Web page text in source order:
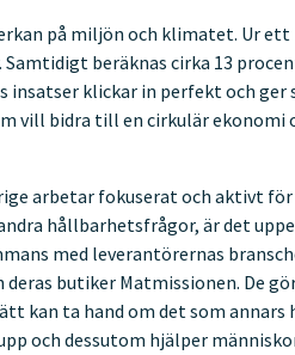
på miljön och klimatet. Ur
Samtidigt beräknas cirka 13
insatser klickar in perfekt och ger
vill bidra till en cirkulär ekonomi
arbetar fokuserat och aktivt
hållbarhetsfrågor, är det
med leverantörernas
deras butiker Matmissionen. De
kan ta hand om det som annars
och dessutom hjälper